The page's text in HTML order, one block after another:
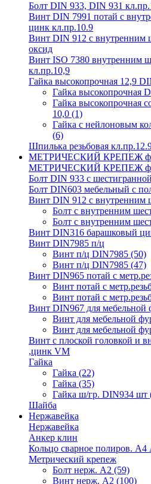
Болт DIN 933, DIN 931
Винт DIN 7991 потай с
цинк кл.пр.10.9
Винт DIN 912 с внутренним
оксид
Винт ISO 7380 внутренним
кл.пр.10,9
Гайка высокопрочная 12,9
Гайка высокопрочная
Гайка высокопрочная
10,0 (1)
Гайка с нейлоновым
(6)
Шпилька резьбовая
МЕТРИЧЕСКИЙ КРЕПЕЖ
МЕТРИЧЕСКИЙ КРЕПЕЖ
Болт DIN 933 с
Болт DIN603 мебельный с
Винт DIN 912 с внутренним
Болт с внутренним
Болт с внутренним
Винт DIN316 барашковый
Винт DIN7985 п/ц
Винт п/ц DIN7985 (50)
Винт п/ц DIN7985 (47)
Винт DIN965 потай с
Винт потай с
Винт потай с
Винт DIN967 для мебельной
Винт для мебельной
Винт для мебельной
Винт с плоской головкой и
,цинк VM
Гайка
Гайка (22)
Гайка (35)
Гайка ш/гр. DIN934 шт
Шайба
Нержавейка
Нержавейка
Анкер клин
Кольцо сварное полиров. А4
Метрический крепеж
Болт нерж. А2 (59)
Винт нерж. А2 (100)